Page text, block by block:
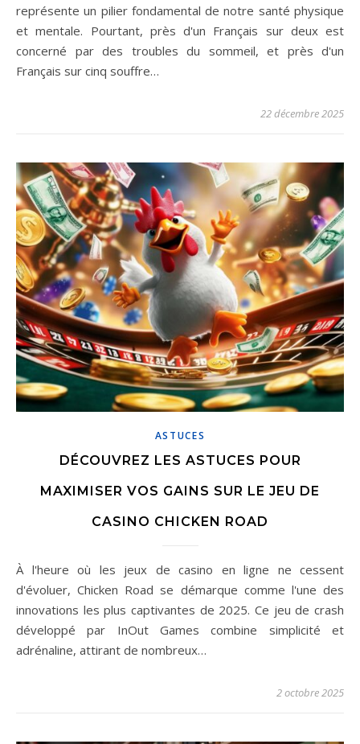
représente un pilier fondamental de notre santé physique
et mentale. Pourtant, près d'un Français sur deux est
concerné par des troubles du sommeil, et près d'un
Français sur cinq souffre…
22 décembre 2025
ASTUCES
DÉCOUVREZ LES ASTUCES POUR
MAXIMISER VOS GAINS SUR LE JEU DE
CASINO CHICKEN ROAD
À l'heure où les jeux de casino en ligne ne cessent
d'évoluer, Chicken Road se démarque comme l'une des
innovations les plus captivantes de 2025. Ce jeu de crash
développé par InOut Games combine simplicité et
adrénaline, attirant de nombreux…
2 octobre 2025